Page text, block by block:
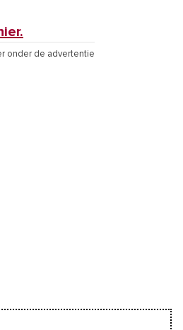
onder de advertentie